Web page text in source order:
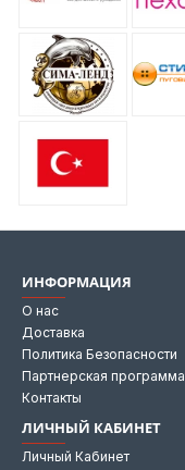
ИНФОРМАЦИЯ
О нас
Доставка
Политика Безопасности
Партнерская программа
Контакты
ЛИЧНЫЙ КАБИНЕТ
Личный Кабинет